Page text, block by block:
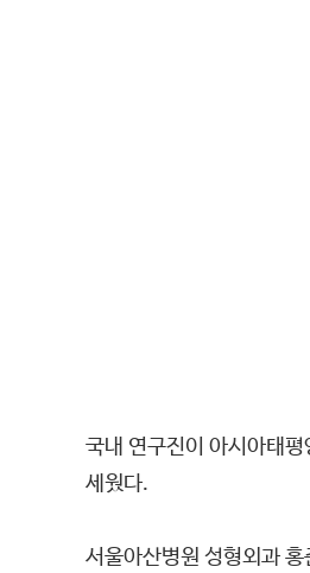
국내 연구진이 아시아태
세웠다.
서울아산병원 성형외과